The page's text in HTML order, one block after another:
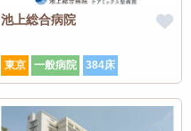
池上総合病院
東京 一般病院 384床